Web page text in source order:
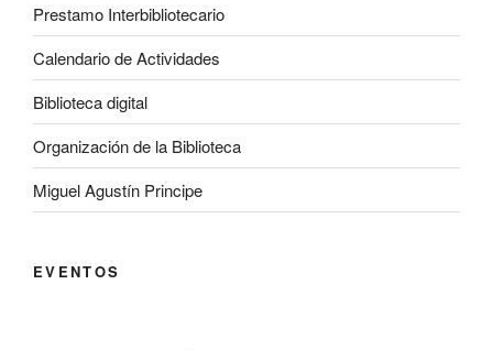
Prestamo Interbibliotecario
Calendario de Actividades
Biblioteca digital
Organización de la Biblioteca
Miguel Agustín Principe
EVENTOS